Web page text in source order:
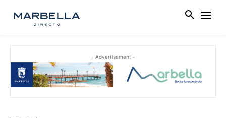
- Advertisement -